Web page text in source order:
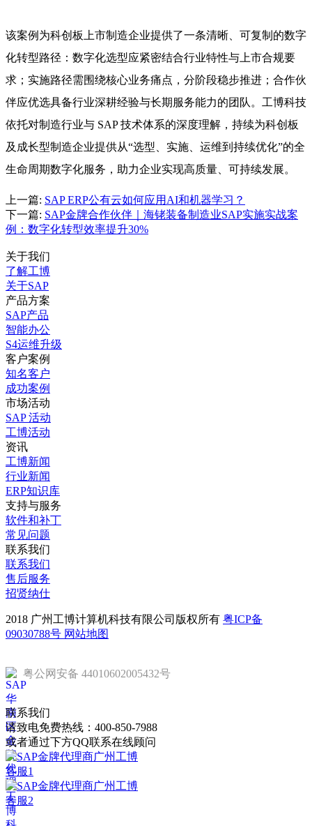
该案例为科创板上市制造企业提供了一条清晰、可复制的数字
化转型路径：数字化选型应紧密结合行业特性与上市合规要
求；实施路径需围绕核心业务痛点，分阶段稳步推进；合作伙
伴应优选具备行业深耕经验与长期服务能力的团队。工博科技
依托对制造行业与 SAP 技术体系的深度理解，持续为科创板
及成长型制造企业提供从“选型、实施、运维到持续优化”的全
生命周期数字化服务，助力企业实现高质量、可持续发展。
上一篇: SAP ERP公有云如何应用AI和机器学习？
下一篇: SAP金牌合作伙伴｜海铑装备制造业SAP实施实战案
例：数字化转型效率提升30%
关于我们
了解工博
关于SAP
产品方案
SAP产品
智能办公
S4运维升级
客户案例
知名客户
成功案例
市场活动
SAP 活动
工博活动
资讯
工博新闻
行业新闻
ERP知识库
支持与服务
软件和补丁
常见问题
联系我们
联系我们
售后服务
招贤纳仕
2018 广州工博计算机科技有限公司版权所有 粤ICP备
09030788号 网站地图
粤公网安备 44010602005432号
联系我们
请致电免费热线： 400-850-7988
或者通过下方QQ联系在线顾问
客服1
客服2